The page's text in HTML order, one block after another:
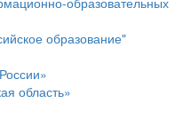
образование"
область»